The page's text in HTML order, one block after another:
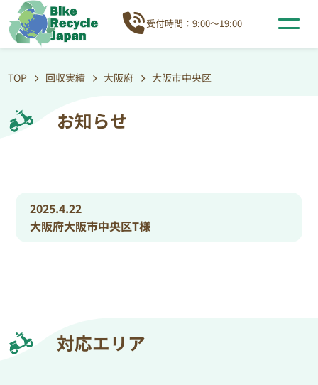
受付時間：9:00～19:00
TOP 回収実績 大阪府 大阪市中央区
お知らせ
2025.4.22
大阪府大阪市中央区T様
対応エリア